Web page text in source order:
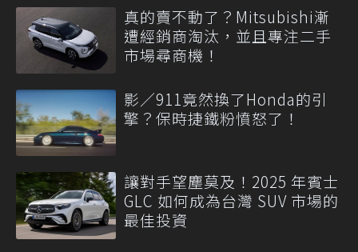
真的賣不動了？Mitsubishi漸
遭經銷商淘汰，並且專注二手
市場尋商機！
影／911竟然換了Honda的引
擎？保時捷鐵粉憤怒了！
讓對手望塵莫及！2025 年賓士
GLC 如何成為台灣 SUV 市場的
最佳投資